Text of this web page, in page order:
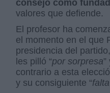
consejo como
valores que defiende.
El profesor ha
el momento en el que
presidencia del
les pilló “por sorpresa
contrario a esta
y su consiguiente “